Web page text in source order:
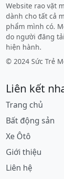
Website rao vặt
dành cho tất cả
phẩm mình có.
do người đăng
hiện hành.
© 2024 Sức Trẻ
Liên kết
Trang chủ
Bất động sản
Xe Ôtô
Giới thiệu
Liên hệ